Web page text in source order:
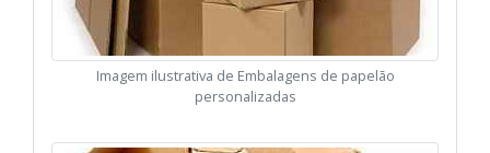
Imagem ilustrativa de Embalagens de papelão
personalizadas